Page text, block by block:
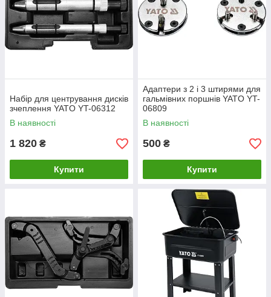
Набір для центрування дисків
зчеплення YATO YT-06312
В наявності
1 820 ₴
Купити
Адаптери з 2 і 3 штирями для
гальмівних поршнів YATO YT-
06809
В наявності
500 ₴
Купити